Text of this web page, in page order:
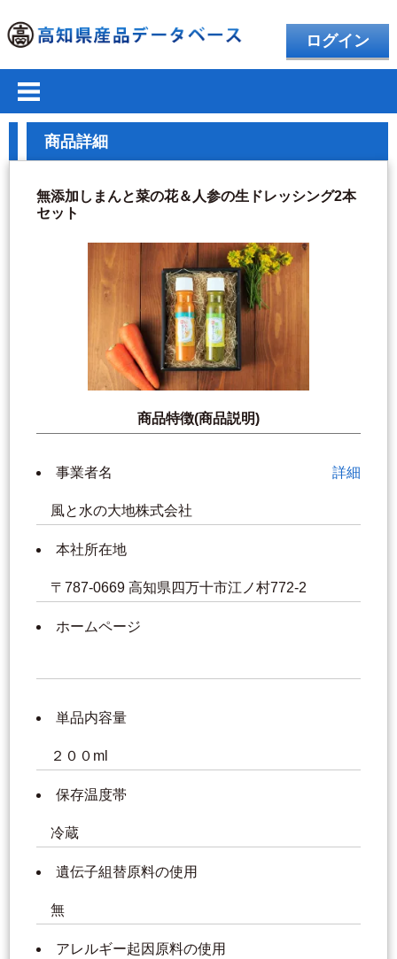
ログイン
商品詳細
無添加しまんと菜の花＆人参の生ドレッシング2本
セット
商品特徴(商品説明)
事業者名 詳細
風と水の大地株式会社
本社所在地
〒787-0669 高知県四万十市江ノ村772-2
ホームページ
単品内容量
２００ml
保存温度帯
冷蔵
遺伝子組替原料の使用
無
アレルギー起因原料の使用